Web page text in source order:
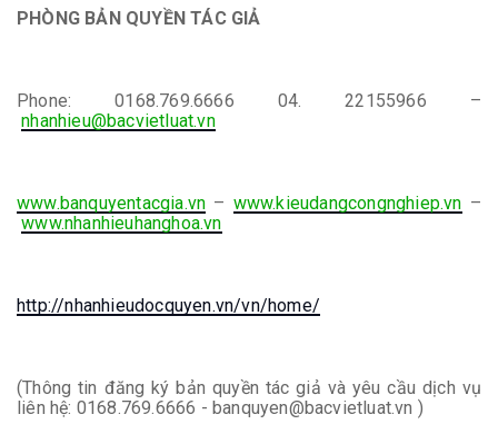
PHÒNG BẢN QUYỀN TÁC GIẢ
Phone: 0168.769.6666 04. 22155966 –
nhanhieu@bacvietluat.vn
www.banquyentacgia.vn – www.kieudangcongnghiep.vn –
www.nhanhieuhanghoa.vn
http://nhanhieudocquyen.vn/vn/home/
(Thông tin đăng ký bản quyền tác giả và yêu cầu dịch vụ
liên hệ: 0168.769.6666 - banquyen@bacvietluat.vn )